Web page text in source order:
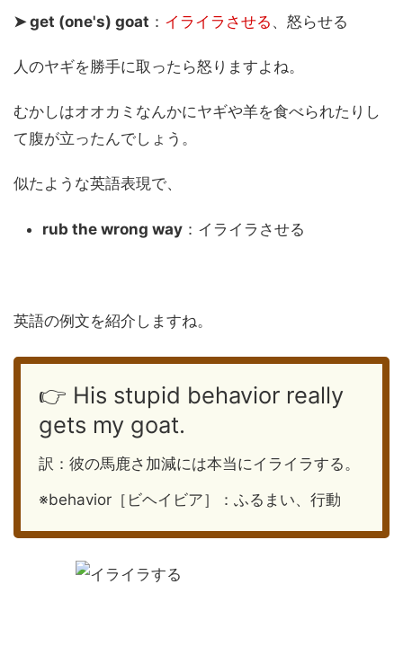
➤ get (one's) goat ： イライラさせる 、怒らせる
人のヤギを勝手に取ったら怒りますよね。
むかしはオオカミなんかにヤギや羊を食べられたりし
て腹が立ったんでしょう。
似たような英語表現で、
rub the wrong way ：イライラさせる
英語の例文を紹介しますね。
👉 His stupid behavior really
gets my goat.
訳：彼の馬鹿さ加減には本当にイライラする。
※behavior［ビヘイビア］：ふるまい、行動